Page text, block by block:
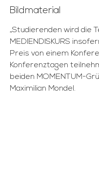
Bildmaterial
„Studierenden wird die
MEDIENDISKURS
Preis von einem
Konferenztagen
beiden MOMENTUM-
Maximilian Mondel.